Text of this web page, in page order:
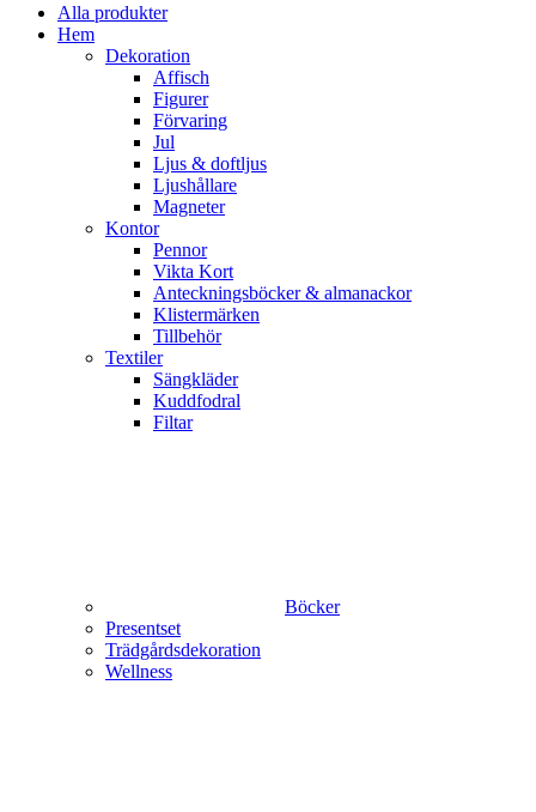
Alla produkter
Hem
Dekoration
Affisch
Figurer
Förvaring
Jul
Ljus & doftljus
Ljushållare
Magneter
Kontor
Pennor
Vikta Kort
Anteckningsböcker & almanackor
Klistermärken
Tillbehör
Textiler
Sängkläder
Kuddfodral
Filtar
Böcker
Presentset
Trädgårdsdekoration
Wellness